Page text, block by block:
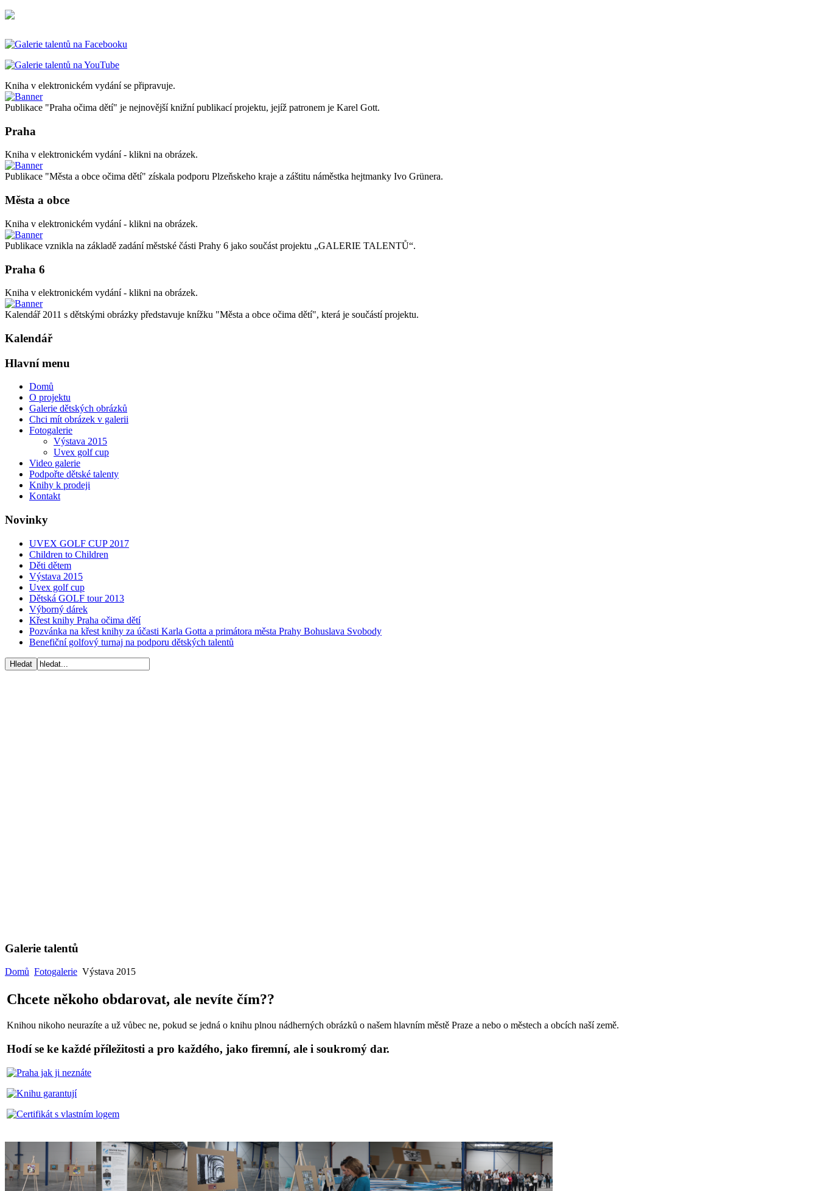
Kniha v elektronickém vydání se připravuje.
Publikace "Praha očima dětí" je nejnovější knižní publikací projektu, jejíž patronem je Karel Gott.
Praha
Kniha v elektronickém vydání - klikni na obrázek.
Publikace "Města a obce očima dětí" získala podporu Plzeňskeho kraje a záštitu náměstka hejtmanky Ivo Grünera.
Města a obce
Kniha v elektronickém vydání - klikni na obrázek.
Publikace vznikla na základě zadání městské části Prahy 6 jako součást projektu „GALERIE TALENTŮ“.
Praha 6
Kniha v elektronickém vydání - klikni na obrázek.
Kalendář 2011 s dětskými obrázky představuje knížku "Města a obce očima dětí", která je součástí projektu.
Kalendář
Hlavní menu
Domů
O projektu
Galerie dětských obrázků
Chci mít obrázek v galerii
Fotogalerie
Výstava 2015
Uvex golf cup
Video galerie
Podpořte dětské talenty
Knihy k prodeji
Kontakt
Novinky
UVEX GOLF CUP 2017
Children to Children
Děti dětem
Výstava 2015
Uvex golf cup
Dětská GOLF tour 2013
Výborný dárek
Křest knihy Praha očima dětí
Pozvánka na křest knihy za účasti Karla Gotta a primátora města Prahy Bohuslava Svobody
Benefiční golfový turnaj na podporu dětských talentů
Galerie talentů
Domů Fotogalerie Výstava 2015
Chcete někoho obdarovat, ale nevíte čím??
Knihou nikoho neurazíte a už vůbec ne, pokud se jedná o knihu plnou nádherných obrázků o našem hlavním městě Praze a nebo o městech a obcích naší země.
Hodí se ke každé příležitosti a pro každého, jako firemní, ale i soukromý dar.